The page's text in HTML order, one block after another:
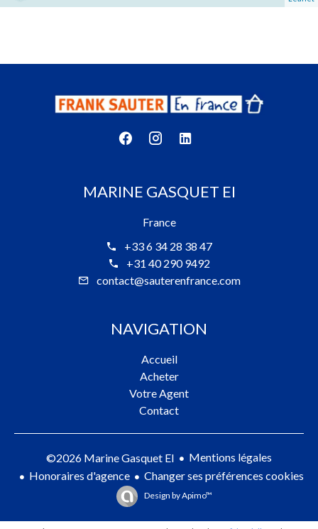
MARINE GASQUET EI
France
+33 6 34 28 38 47
+31 40 290 9492
contact@sauterenfrance.com
NAVIGATION
Accueil
Acheter
Votre Agent
Contact
©2026 Marine Gasquet EI
Mentions légales
Honoraires d'agence
Changer ses préférences cookies
Design byApimo™